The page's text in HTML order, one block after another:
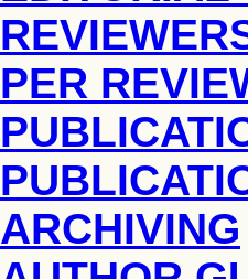
PER
ARCHIVING